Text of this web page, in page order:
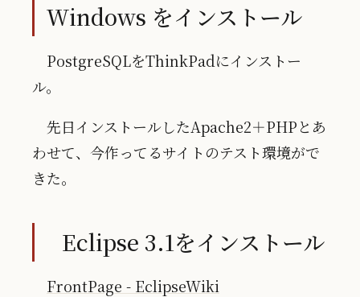
Windows をインストール
PostgreSQLをThinkPadにインストー
ル。
先日インストールしたApache2＋PHPとあ
わせて、今作ってるサイトのテスト環境がで
きた。
Eclipse 3.1をインストール
FrontPage - EclipseWiki